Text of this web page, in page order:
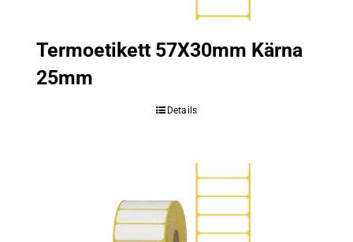
Termoetikett 57X30mm Kärna
25mm
Details